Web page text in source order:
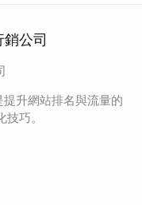
公司
升網站排名與流量的
巧。